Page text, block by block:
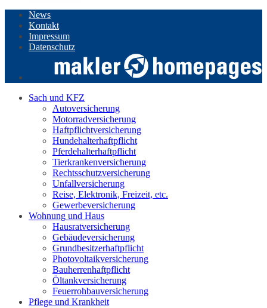
News
Kontakt
Impressum
Datenschutz
Sach und KFZ
Autoversicherung
Motorradversicherung
Haftpflichtversicherung
Hundehalterhaftpflicht
Pferdehalterhaftpflicht
Tierkrankenversicherung
Rechtsschutzversicherung
Unfallversicherung
Reise, Elektronik, Freizeit, etc.
Gewerbeversicherung
Wohnung und Haus
Hausratversicherung
Gebäudeversicherung
Grundbesitzerhaftpflicht
Photovoltaikversicherung
Bauherrenhaftpflicht
Öltankversicherung
Feuerrohbauversicherung
Pflege und Krankheit